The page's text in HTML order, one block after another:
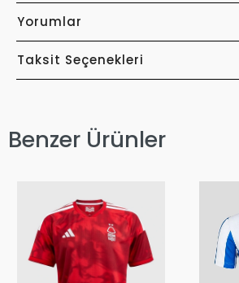
Yorumlar
Taksit Seçenekleri
Benzer Ürünler